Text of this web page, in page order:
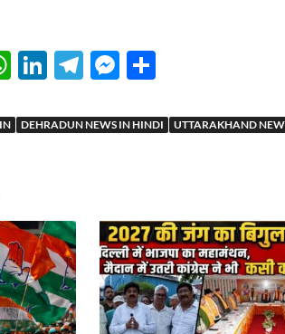
W
at
p
Li
k
T
e
M
se ar
DEHRADUN NEWS IN HINDI UTTARAKHAND